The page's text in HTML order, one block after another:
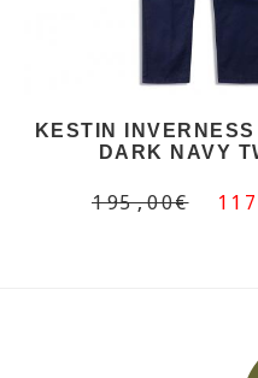
KESTIN
DARK NAVY
195,00€